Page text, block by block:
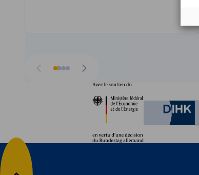
Aller à la page précédente
Passer à la suite
Partenaires